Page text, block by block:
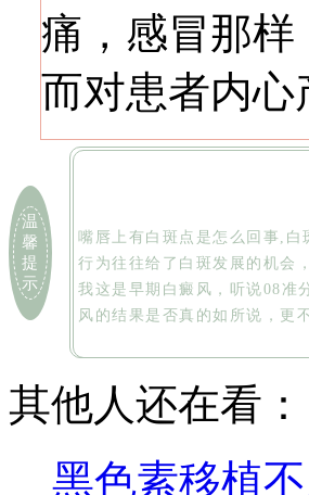
痛，感冒那
而对患者内
温
馨
提
示
嘴唇上有白斑点是怎么回事,
行为往往给了白斑发展的机会
我这是早期白癜风，听说08准
风的结果是否真的如所说，更
其他人还在看：
黑色素移植